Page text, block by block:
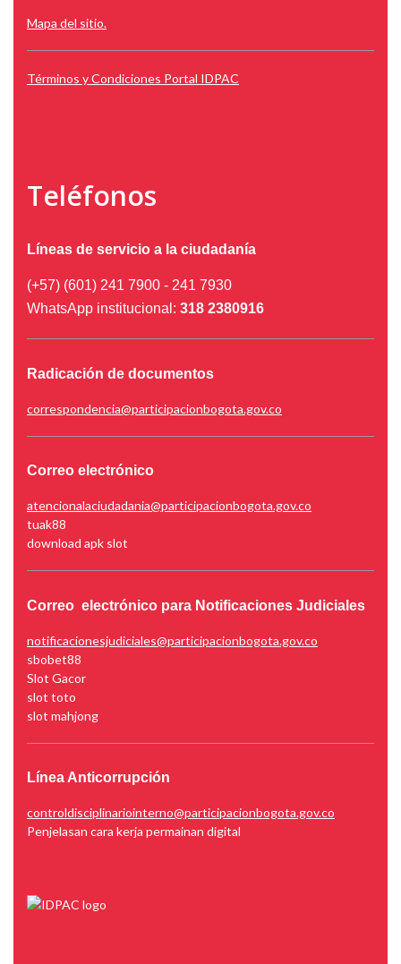
Mapa del sitio.
Términos y Condiciones Portal IDPAC
Teléfonos
Líneas de servicio a la ciudadanía
(+57) (601) 241 7900 - 241 7930
WhatsApp institucional: 318 2380916
Radicación de documentos
correspondencia@participacionbogota.gov.co
Correo electrónico
atencionalaciudadania@participacionbogota.gov.co
tuak88
download apk slot
Correo electrónico para Notificaciones Judiciales
notificacionesjudiciales@participacionbogota.gov.co
sbobet88
Slot Gacor
slot toto
slot mahjong
Línea Anticorrupción
controldisciplinariointerno@participacionbogota.gov.co
Penjelasan cara kerja permainan digital